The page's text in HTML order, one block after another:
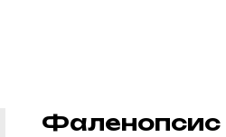
Фаленопсис